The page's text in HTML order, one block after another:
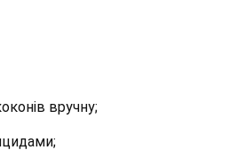
вручну;